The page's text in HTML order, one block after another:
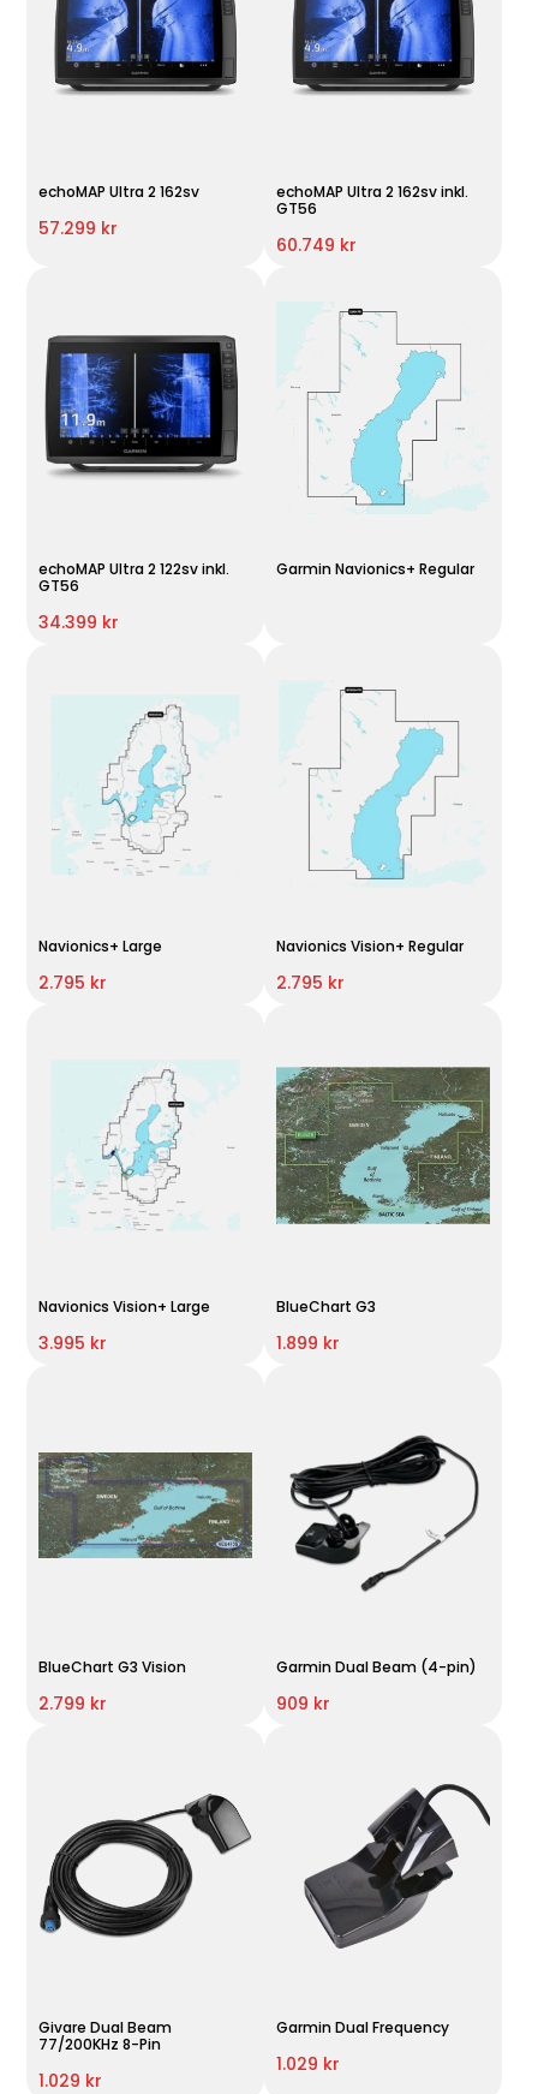
echoMAP Ultra 2 162sv
57.299 kr
echoMAP Ultra 2 162sv inkl.
GT56
60.749 kr
echoMAP Ultra 2 122sv inkl.
GT56
34.399 kr
Garmin Navionics+ Regular
Navionics+ Large
2.795 kr
Navionics Vision+ Regular
2.795 kr
Navionics Vision+ Large
3.995 kr
BlueChart G3
1.899 kr
BlueChart G3 Vision
2.799 kr
Garmin Dual Beam (4-pin)
909 kr
Givare Dual Beam
77/200KHz 8-Pin
1.029 kr
Garmin Dual Frequency
1.029 kr